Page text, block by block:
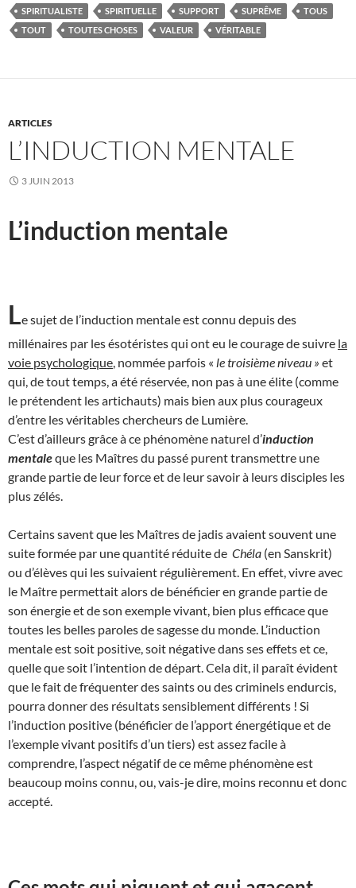
SPIRITUALISTE
SPIRITUELLE SUPPORT SUPRÊME
TOUS
TOUT
TOUTES CHOSES VALEUR VÉRITABLE
ARTICLES
L’INDUCTION MENTALE
3 JUIN 2013
L’induction mentale
Le sujet de l’induction mentale est connu depuis des
millénaires par les ésotéristes qui ont eu le courage de suivre la
voie psychologique , nommée parfois « le troisième niveau » et
qui, de tout temps, a été réservée, non pas à une élite (comme
le prétendent les artichauts) mais bien aux plus courageux
d’entre les véritables chercheurs de Lumière.
C’est d’ailleurs grâce à ce phénomène naturel d’induction
mentaleque les Maîtres du passé purent transmettre une
grande partie de leur force et de leur savoir à leurs disciples les
plus zélés.
Certains savent que les Maîtres de jadis avaient souvent une
suite formée par une quantité réduite de Chéla (en Sanskrit)
ou d’élèves qui les suivaient régulièrement. En effet, vivre avec
le Maître permettait alors de bénéficier en grande partie de
son énergie et de son exemple vivant, bien plus efficace que
toutes les belles paroles de sagesse du monde. L’induction
mentale est soit positive, soit négative dans ses effets et ce,
quelle que soit l’intention de départ. Cela dit, il paraît évident
que le fait de fréquenter des saints ou des criminels endurcis,
pourra donner des résultats sensiblement différents ! Si
l’induction positive (bénéficier de l’apport énergétique et de
l’exemple vivant positifs d’un tiers) est assez facile à
comprendre, l’aspect négatif de ce même phénomène est
beaucoup moins connu, ou, vais-je dire, moins reconnu et donc
accepté.